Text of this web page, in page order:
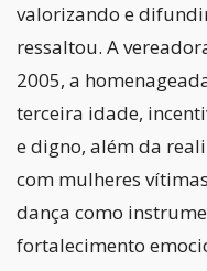
valorizando e
ressaltou. A
2005, a
terceira idade,
e digno, além da
com mulheres
dança como
fortalecimento